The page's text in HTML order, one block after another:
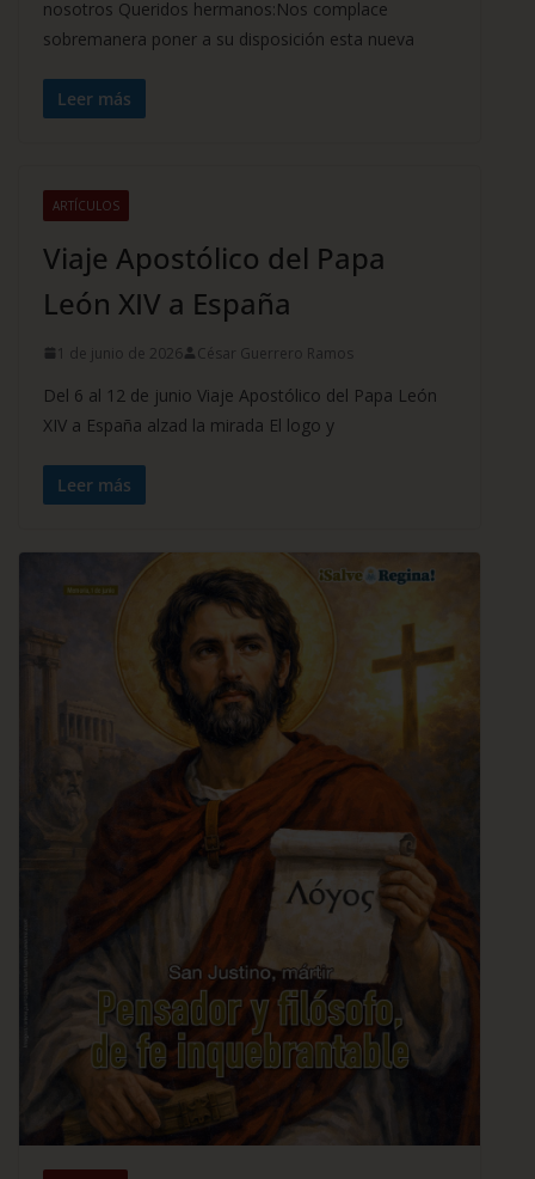
nosotros Queridos hermanos:Nos complace
sobremanera poner a su disposición esta nueva
Leer más
ARTÍCULOS
Viaje Apostólico del Papa
León XIV a España
1 de junio de 2026 César Guerrero Ramos
Del 6 al 12 de junio Viaje Apostólico del Papa León
XIV a España alzad la mirada El logo y
Leer más